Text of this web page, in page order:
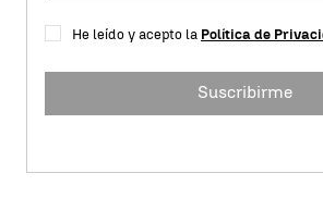
He leído y acepto la Política de
Suscribirme